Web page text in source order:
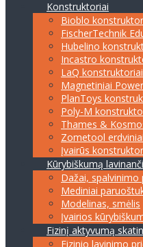
Konstruktoriai
Bioblo
FischerTechnik
Hubelino
Incastro
LaQ konstruktoriai
Magnetiniai
PlanToys
Poly-M
Thames &
Zometool
Įvairūs
Kūrybiškumą
Dažai, spalvinimo
Mediniai
Modelinas, smėlis
Įvairios
Fizinį aktyvumą
Fizinio lavinimo